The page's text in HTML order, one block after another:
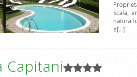
Scala,
natura
e[...]
Capitani